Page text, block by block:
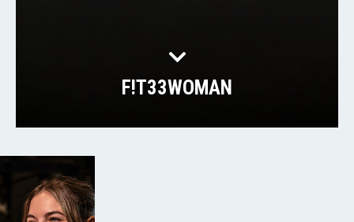
F!T33WOMAN